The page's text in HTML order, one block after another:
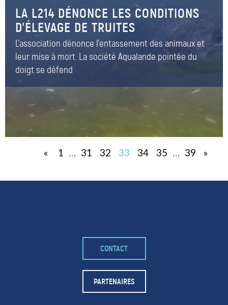
LA L214 DÉNONCE LES CONDITIONS
D’ÉLEVAGE DE TRUITES
L'association dénonce l'entassement des animaux et
leur mise à mort. La société Aqualande pointée du
doigt se défend
« 1 … 31 32 33 34 35 … 39 »
CONTACT
PARTENAIRES